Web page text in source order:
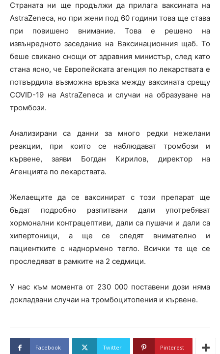
Страната ни ще продължи да прилага ваксината на
AstraZeneca, но при жени под 60 години това ще става
при повишено внимание. Това е решено на
извънредното заседание на Ваксинационния щаб. То
беше свикано снощи от здравния министър, след като
стана ясно, че Европейската агенция по лекарствата е
потвърдила възможна връзка между ваксината срещу
COVID-19 на AstraZeneca и случаи на образуване на
тромбози.
Анализирани са данни за много редки нежелани
реакции, при които се наблюдават тромбози и
кървене, заяви Богдан Кирилов, директор на
Агенцията по лекарствата.
Желаещите да се ваксинират с този препарат ще
бъдат подробно разпитвани дали употребяват
хормонални контрацептиви, дали са пушачи и дали са
хипертоници, а ще се следят внимателно и
пациентките с наднормено тегло. Всички те ще се
проследяват в рамките на 2 седмици.
У нас към момента от 230 000 поставени дози няма
докладвани случаи на тромбоцитопения и кървене.
Facebook Twitter Pinterest